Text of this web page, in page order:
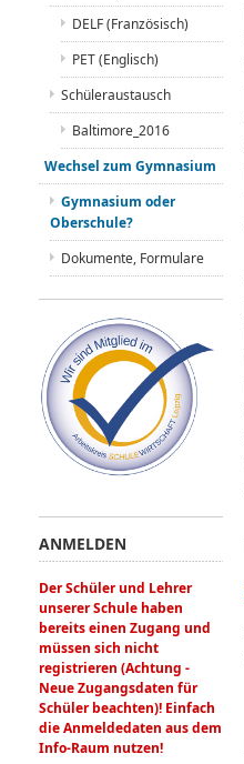
DELF (Französisch)
PET (Englisch)
Schüleraustausch
Baltimore_2016
Wechsel zum Gymnasium
Gymnasium oder
Oberschule?
Dokumente, Formulare
ANMELDEN
Der Schüler und Lehrer
unserer Schule haben
bereits einen Zugang und
müssen sich nicht
registrieren (Achtung -
Neue Zugangsdaten für
Schüler beachten)! Einfach
die Anmeldedaten aus dem
Info-Raum nutzen!